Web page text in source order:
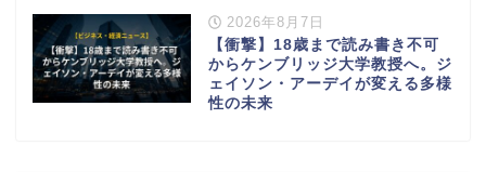
2026年8月7日
【衝撃】18歳まで読み書き不可
からケンブリッジ大学教授へ。ジ
ェイソン・アーデイが変える多様
性の未来